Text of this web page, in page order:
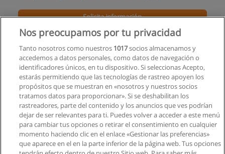
Solicita información
Cuso de Cómo elaborar el manual de producción
Centro de Formación Empresarial
Solicita información
Curso de Estudio de Tiempos y Movimientos
Centro de Formación Empresarial
Solicita información
Nos preocupamos por tu privacidad
Tanto nosotros como nuestros 1017socios almacenamos y
accedemos a datos personales, como datos de navegación o
identificadores únicos, en tu dispositivo. Si seleccionas Acepto,
estarás permitiendo que las tecnologías de rastreo apoyen los
propósitos que se muestran en «nosotros y nuestros socios
tratamos datos para proporcionar». Si se deshabilitan los
rastreadores, parte del contenido y los anuncios que ves podrían
dejar de ser relevantes para ti. Puedes volver a acceder a este menú
para cambiar tus opciones o retirar el consentimiento en cualquier
momento haciendo clic en el enlace «Gestionar las preferencias»
que aparece en el en la parte inferior de la página web. Tus opciones